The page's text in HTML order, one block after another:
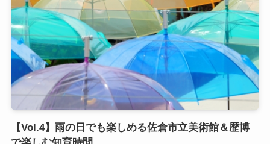
【Vol.4】雨の日でも楽しめる佐倉市立美術館＆歴博